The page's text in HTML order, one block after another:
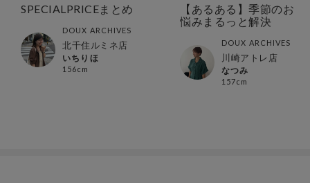
SPECIALPRICEまとめ
DOUX ARCHIVES
北千住ルミネ店
いちりほ
156cm
【あるある】季節のお
悩みまるっと解決
DOUX ARCHIVES
川崎アトレ店
なつみ
157cm